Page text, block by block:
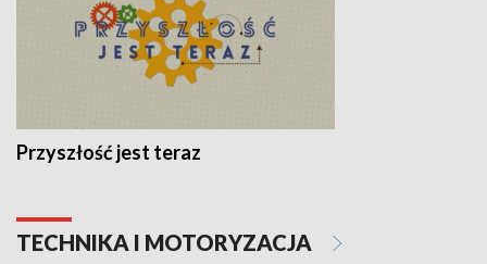
Przyszłość jest teraz
TECHNIKA I MOTORYZACJA